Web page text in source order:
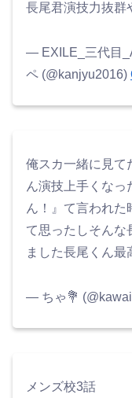
長尾君演技力抜群
— EXILE_三代目
ペ (@kanjyu2016)
俺スカ一緒に見て
ん演技上手くなっ
ん！』て言われた
て思ったしそんな
ました長尾くん最
— ちゃ💐
メンズ校3話